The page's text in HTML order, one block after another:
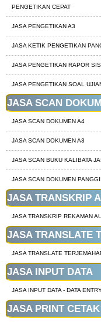
PENGETIKAN CEPAT
JASA PENGETIKAN A3
JASA KETIK PENGETIKAN
JASA PENGETIKAN RAPOR
JASA PENGETIKAN SOAL
JASA SCAN
JASA SCAN DOKUMEN A4
JASA SCAN DOKUMEN A3
JASA SCAN BUKU KALIBATA
JASA SCAN DOKUMEN
JASA TRANSKRIP
JASA TRANSKRIP REKAMAN
JASA TRANSLATE
JASA TRANSLATE
JASA INPUT DATA
JASA INPUT DATA - DATA
JASA PRINT CETAK